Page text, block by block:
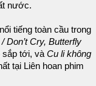
nước.
tiếng toàn cầu trong
Don’t Cry, Butterfly
sắp tới, vàCu li không
tại Liên hoan phim